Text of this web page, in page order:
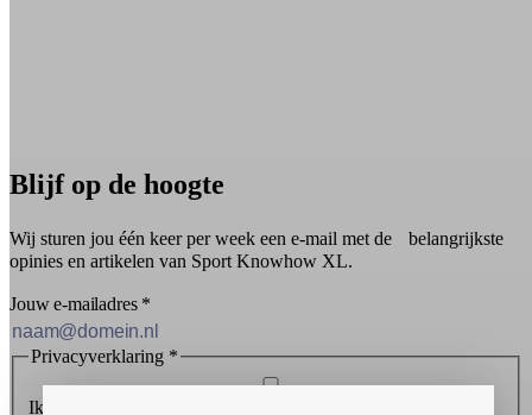
Blijf op de hoogte
Wij sturen jou één keer per week een e-mail met de belangrijkste
opinies en artikelen van Sport Knowhow XL.
Jouw e-mailadres *
Privacyverklaring *
Ik ontvang graag de nieuwsbrief en ga akkoord met de